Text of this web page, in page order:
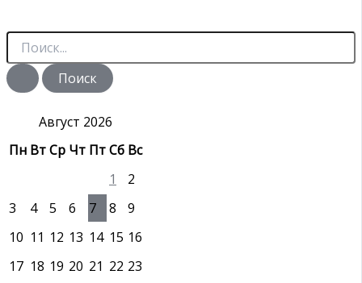
П
и
с
Август 2026
Пн ВтСр Чт ПтСб Вс
1
2
3
4 5 6 7 8
9
10 11 12 13 14 15 16
17 18 19 20 21 22 23